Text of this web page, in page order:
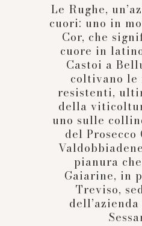
Le Rughe,
cuori: uno in
Cor, che
cuore in
Castoi a
coltivano le
resistenti,
della
uno sulle
del Prosecco
pianura
Gaiarine, in
Treviso,